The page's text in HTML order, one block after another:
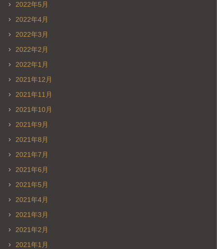
2022年5月
2022年4月
2022年3月
2022年2月
2022年1月
2021年12月
2021年11月
2021年10月
2021年9月
2021年8月
2021年7月
2021年6月
2021年5月
2021年4月
2021年3月
2021年2月
2021年1月